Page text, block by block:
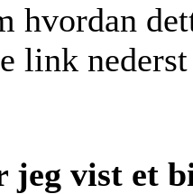
hvordan
link
jeg vist et